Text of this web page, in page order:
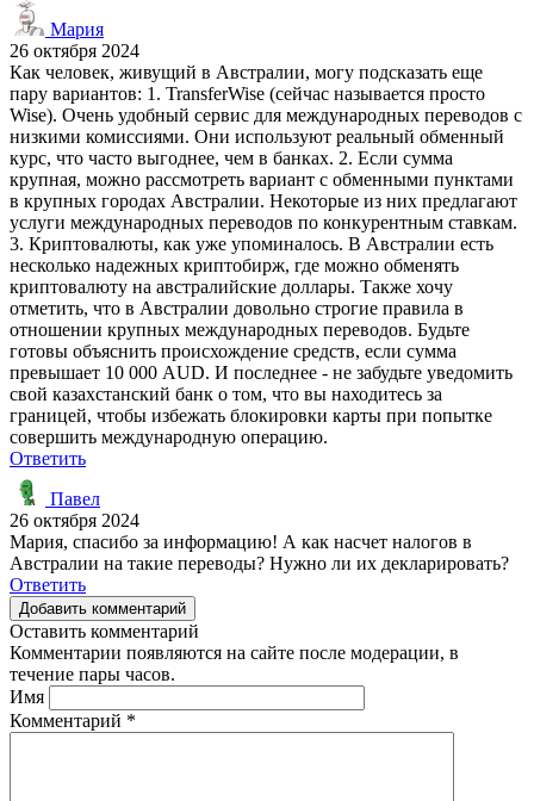
Мария
26 октября 2024
Как человек, живущий в Австралии, могу подсказать еще
пару вариантов: 1. TransferWise (сейчас называется просто
Wise). Очень удобный сервис для международных переводов с
низкими комиссиями. Они используют реальный обменный
курс, что часто выгоднее, чем в банках. 2. Если сумма
крупная, можно рассмотреть вариант с обменными пунктами
в крупных городах Австралии. Некоторые из них предлагают
услуги международных переводов по конкурентным ставкам.
3. Криптовалюты, как уже упоминалось. В Австралии есть
несколько надежных криптобирж, где можно обменять
криптовалюту на австралийские доллары. Также хочу
отметить, что в Австралии довольно строгие правила в
отношении крупных международных переводов. Будьте
готовы объяснить происхождение средств, если сумма
превышает 10 000 AUD. И последнее - не забудьте уведомить
свой казахстанский банк о том, что вы находитесь за
границей, чтобы избежать блокировки карты при попытке
совершить международную операцию.
Ответить
Павел
26 октября 2024
Мария, спасибо за информацию! А как насчет налогов в
Австралии на такие переводы? Нужно ли их декларировать?
Ответить
Добавить комментарий
Оставить комментарий
Комментарии появляются на сайте после модерации, в
течение пары часов.
Имя
Комментарий *